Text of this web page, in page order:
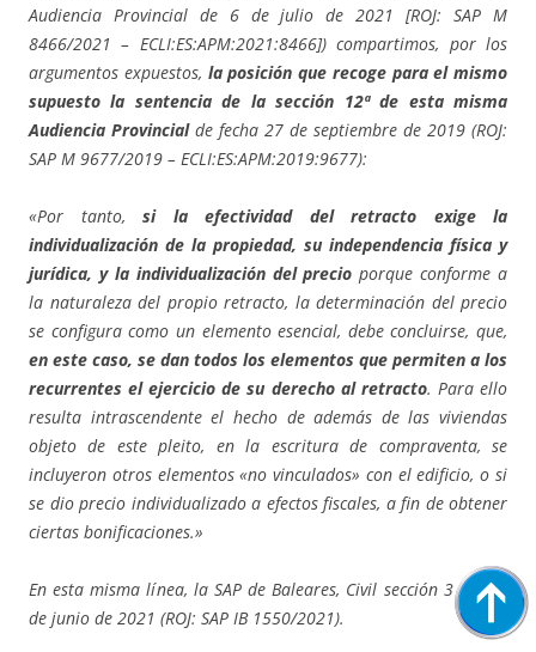
Audiencia Provincial de 6 de julio de 2021 [ROJ: SAP M
8466/2021 – ECLI:ES:APM:2021:8466]) compartimos, por los
argumentos expuestos, la posición que recoge para el mismo
supuesto la sentencia de la sección 12ª de esta misma
Audiencia Provincialde fecha 27 de septiembre de 2019 (ROJ:
SAP M 9677/2019 – ECLI:ES:APM:2019:9677):
«Por tanto, si la efectividad del retracto exige la
individualización de la propiedad, su independencia física y
jurídica, y la individualización del precioporque conforme a
la naturaleza del propio retracto, la determinación del precio
se configura como un elemento esencial, debe concluirse, que,
en este caso, se dan todos los elementos que permiten a los
recurrentes el ejercicio de su derecho al retracto. Para ello
resulta intrascendente el hecho de además de las viviendas
objeto de este pleito, en la escritura de compraventa, se
incluyeron otros elementos «no vinculados» con el edificio, o si
se dio precio individualizado a efectos fiscales, a fin de obtener
ciertas bonificaciones.»
En esta misma línea, la SAP de Baleares, Civil sección 3 del 07
de junio de 2021 (ROJ: SAP IB 1550/2021).